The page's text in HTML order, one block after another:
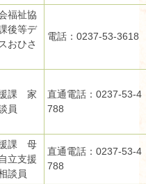
福祉協
後等デ
おひさ
電話：0237-53-3618
課 家
員
直通電話：0237-53-4
788
課 母
立支援
談員
直通電話：0237-53-4
788